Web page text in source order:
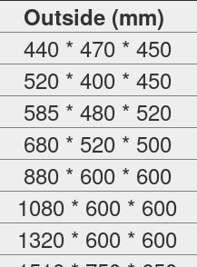
Outside (mm)
440 * 470 * 450
520 * 400 * 450
585 * 480 * 520
680 * 520 * 500
880 * 600 * 600
1080 * 600 * 600
1320 * 600 * 600